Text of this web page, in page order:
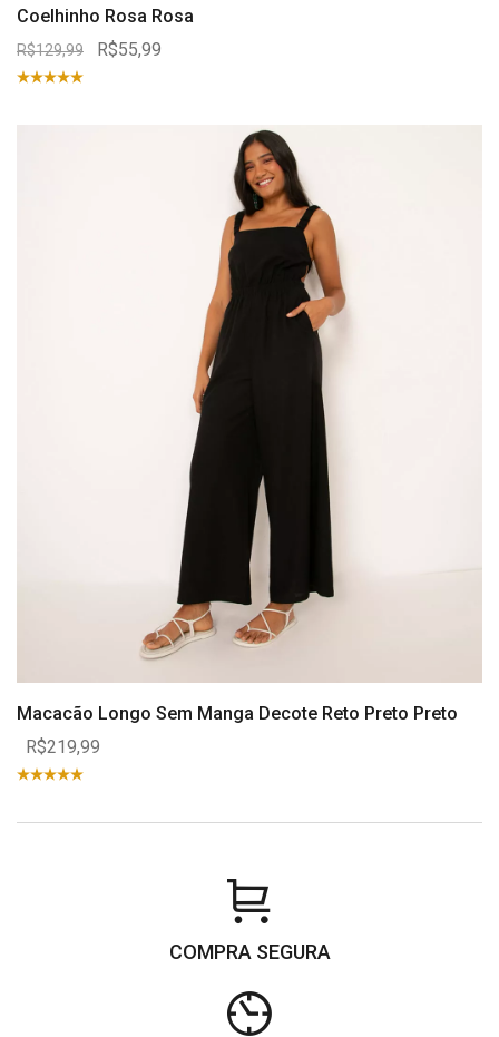
Coelhinho Rosa Rosa
R$129,99 R$55,99
Macacão Longo Sem Manga Decote Reto Preto Preto
R$219,99
COMPRA SEGURA